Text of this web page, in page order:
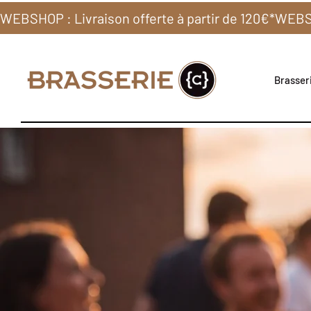
WEBSHOP : Livraison offerte à partir de 120€*